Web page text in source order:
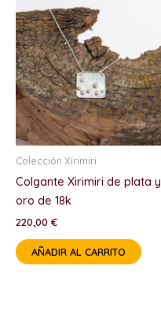
Colección Xirimiri
Colgante Xirimiri de plata y
oro de 18k
220,00 €
AÑADIR AL CARRITO